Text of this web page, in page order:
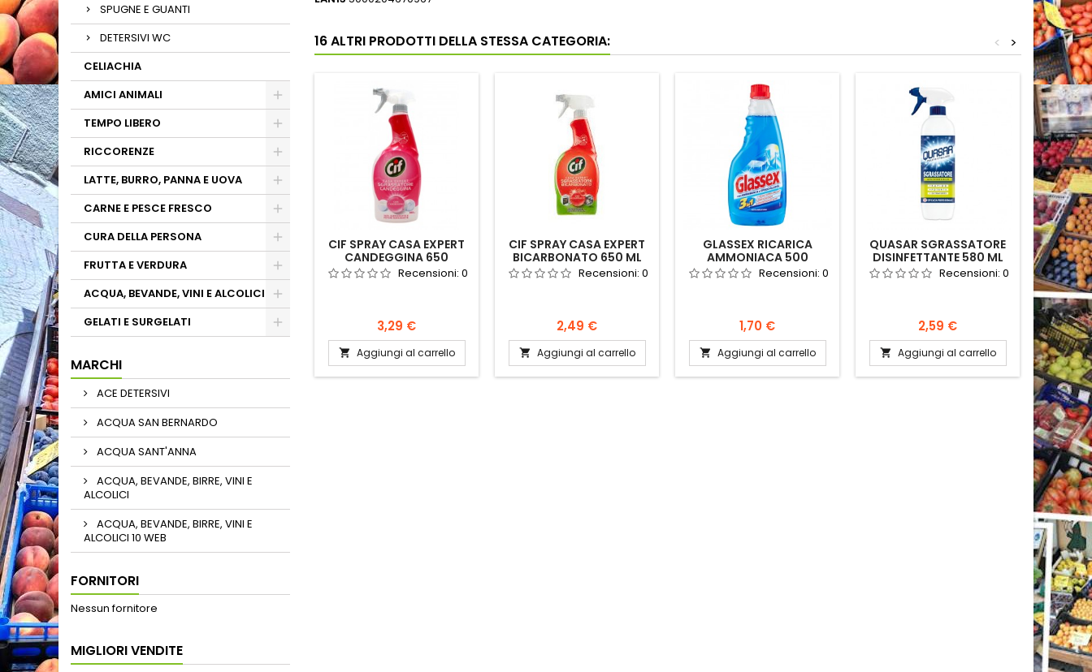
SPUGNE E GUANTI
DETERSIVI WC
CELIACHIA
AMICI ANIMALI
TEMPO LIBERO
RICCORENZE
LATTE, BURRO, PANNA E UOVA
CARNE E PESCE FRESCO
CURA DELLA PERSONA
FRUTTA E VERDURA
ACQUA, BEVANDE, VINI E ALCOLICI
GELATI E SURGELATI
MARCHI
ACE DETERSIVI
ACQUA SAN BERNARDO
ACQUA SANT'ANNA
ACQUA, BEVANDE, BIRRE, VINI E
ALCOLICI
ACQUA, BEVANDE, BIRRE, VINI E
ALCOLICI 10 WEB
FORNITORI
Nessun fornitore
MIGLIORI VENDITE
16 ALTRI PRODOTTI DELLA STESSA CATEGORIA: >
<
CIF SPRAY CASA EXPERT
CANDEGGINA 650
Recensioni: 0
Prezzo
3,29 €
 Aggiungi al carrello
CIF SPRAY CASA EXPERT
BICARBONATO 650 ML
Recensioni: 0
Prezzo
2,49 €
 Aggiungi al carrello
GLASSEX RICARICA
AMMONIACA 500
Recensioni: 0
Prezzo
1,70 €
 Aggiungi al carrello
QUASAR SGRASSATORE
DISINFETTANTE 580 ML
Recensioni: 0
Prezzo
2,59 €
 Aggiungi al carrello 